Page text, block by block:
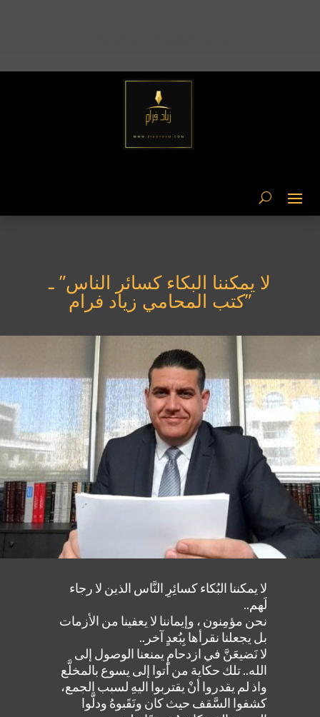
لا يمكننا البكاء كسائر الناس” ـ
كتب المحامي زياد فرام”
لا يمكننا البُكاء كسائِرِ النَّاس الذين لا رجاء
لَهم..
نحن مؤمِنون ، وإيماننا لا يعفينا من الأزمات
بل يجعلنا نقرأها بِبُعدٍ آخر..
لا نَضيعَنَّ في ازدحامٍ يمنعنا الوصول إلى
الله.. تلك حكاية من أتوا إلى يسوع بالمخلَّع
واذ لم يقدروا أنْ يقتربوا اليهِ لسبب الجمع،
كشفوا السَّقف حيث كان ونَقَبوهُ ودلَّوا